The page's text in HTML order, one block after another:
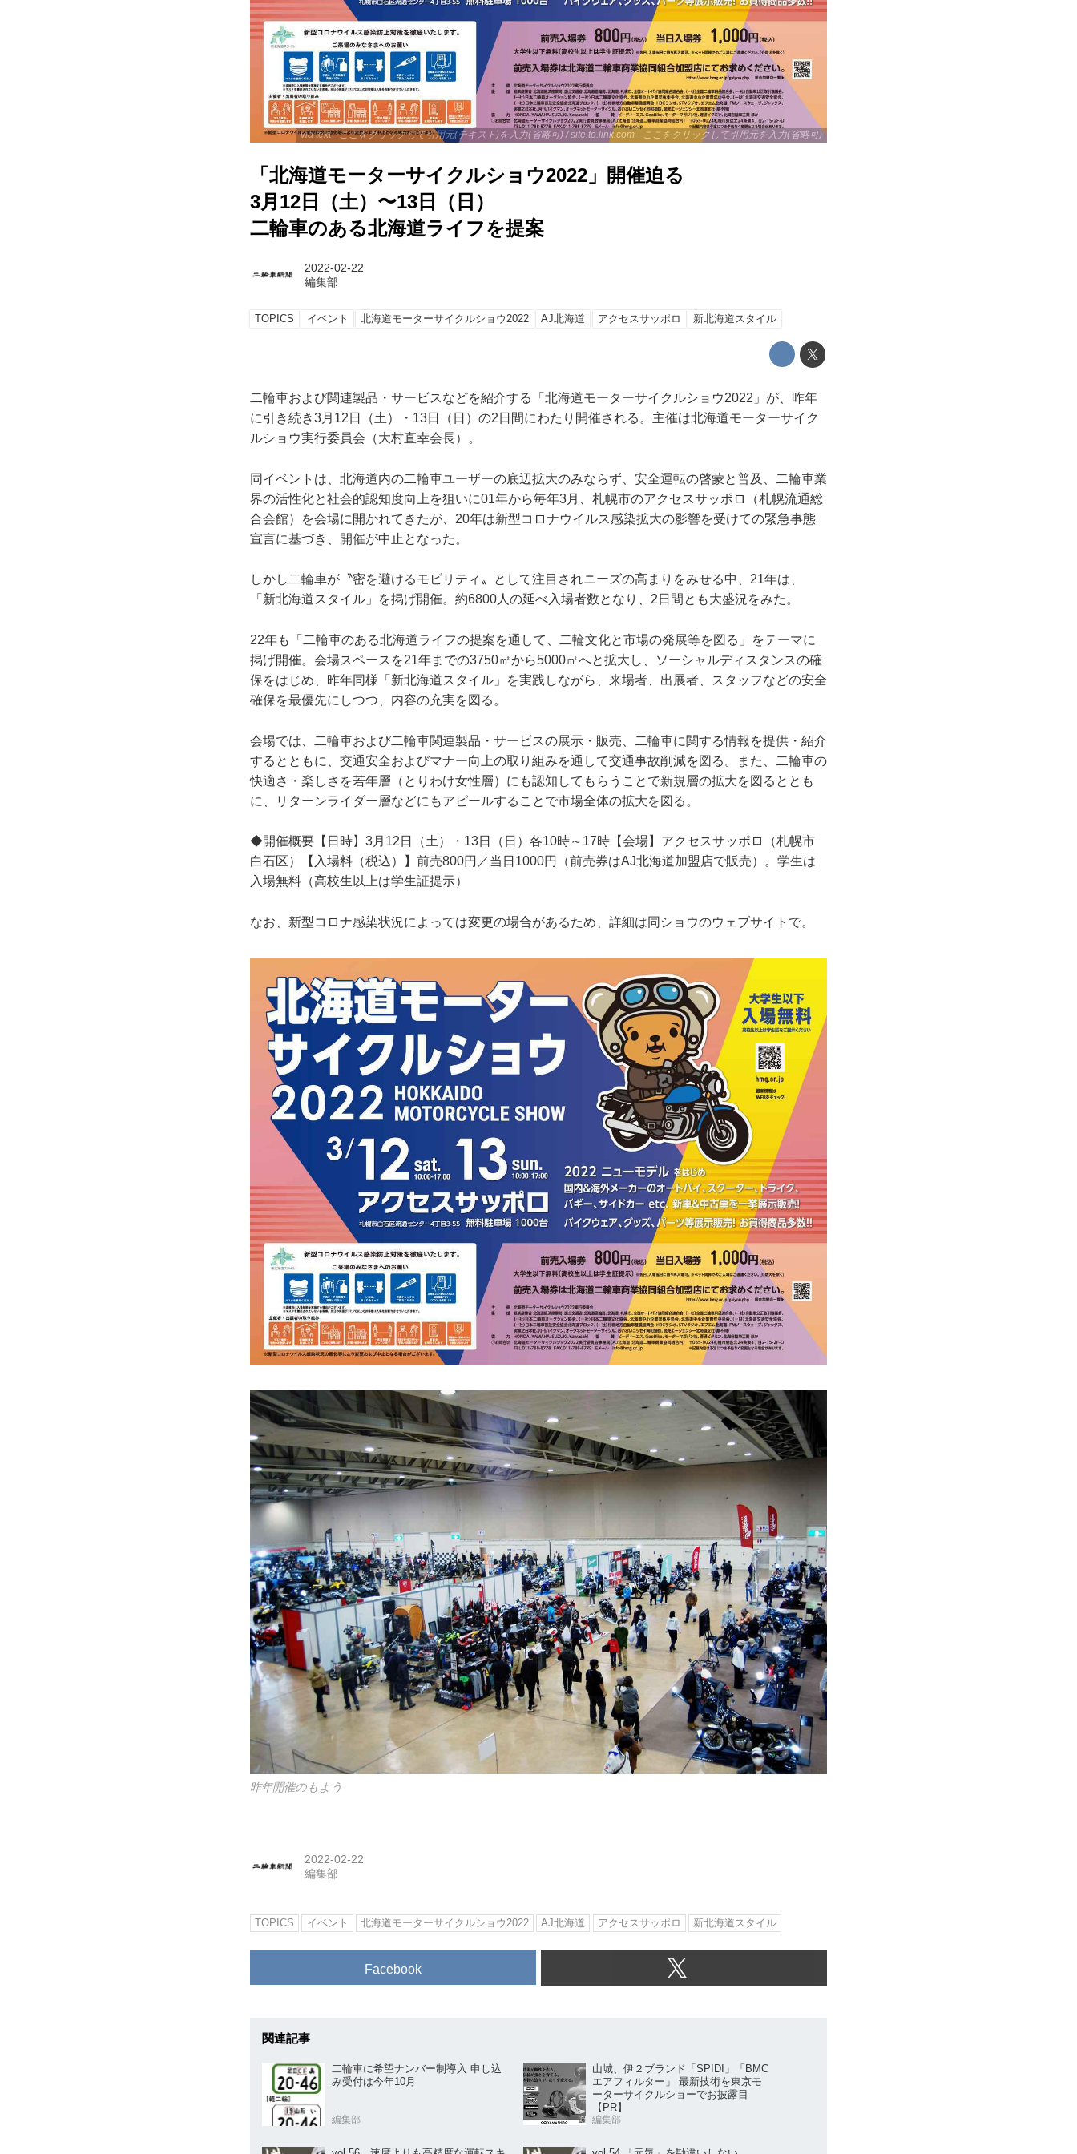
via text - ここをクリックして引用元(テキスト)を入力(省略可) / site.to.link.com - ここをクリックして引用元を入力(省略可)
「北海道モーターサイクルショウ2022」開催迫る
3月12日（土）〜13日（日）
二輪車のある北海道ライフを提案
2022-02-22
編集部
TOPICS イベント 北海道モーターサイクルショウ2022 AJ北海道 アクセスサッポロ 新北海道スタイル
二輪車および関連製品・サービスなどを紹介する「北海道モーターサイクルショウ2022」が、昨年
に引き続き3月12日（土）・13日（日）の2日間にわたり開催される。主催は北海道モーターサイク
ルショウ実行委員会（大村直幸会長）。
同イベントは、北海道内の二輪車ユーザーの底辺拡大のみならず、安全運転の啓蒙と普及、二輪車業
界の活性化と社会的認知度向上を狙いに01年から毎年3月、札幌市のアクセスサッポロ（札幌流通総
合会館）を会場に開かれてきたが、20年は新型コロナウイルス感染拡大の影響を受けての緊急事態
宣言に基づき、開催が中止となった。
しかし二輪車が〝密を避けるモビリティ〟として注目されニーズの高まりをみせる中、21年は、
「新北海道スタイル」を掲げ開催。約6800人の延べ入場者数となり、2日間とも大盛況をみた。
22年も「二輪車のある北海道ライフの提案を通して、二輪文化と市場の発展等を図る」をテーマに
掲げ開催。会場スペースを21年までの3750㎡から5000㎡へと拡大し、ソーシャルディスタンスの確
保をはじめ、昨年同様「新北海道スタイル」を実践しながら、来場者、出展者、スタッフなどの安全
確保を最優先にしつつ、内容の充実を図る。
会場では、二輪車および二輪車関連製品・サービスの展示・販売、二輪車に関する情報を提供・紹介
するとともに、交通安全およびマナー向上の取り組みを通して交通事故削減を図る。また、二輪車の
快適さ・楽しさを若年層（とりわけ女性層）にも認知してもらうことで新規層の拡大を図るととも
に、リターンライダー層などにもアピールすることで市場全体の拡大を図る。
◆開催概要【日時】3月12日（土）・13日（日）各10時～17時【会場】アクセスサッポロ（札幌市
白石区）【入場料（税込）】前売800円／当日1000円（前売券はAJ北海道加盟店で販売）。学生は
入場無料（高校生以上は学生証提示）
なお、新型コロナ感染状況によっては変更の場合があるため、詳細は同ショウのウェブサイトで。
昨年開催のもよう
2022-02-22
編集部
TOPICS イベント 北海道モーターサイクルショウ2022 AJ北海道 アクセスサッポロ 新北海道スタイル
Facebook
関連記事
二輪車に希望ナンバー制導入 申し込
み受付は今年10月
編集部
山城、伊２ブランド「SPIDI」「BMC
エアフィルター」 最新技術を東京モ
ーターサイクルショーでお披露目
【PR】
編集部